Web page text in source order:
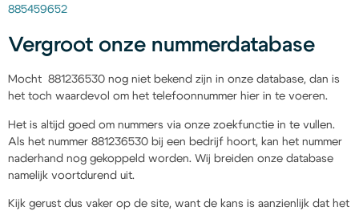
885459652
Vergroot onze nummerdatabase
Mocht 881236530 nog niet bekend zijn in onze database, dan is
het toch waardevol om het telefoonnummer hier in te voeren.
Het is altijd goed om nummers via onze zoekfunctie in te vullen.
Als het nummer 881236530 bij een bedrijf hoort, kan het nummer
naderhand nog gekoppeld worden. Wij breiden onze database
namelijk voortdurend uit.
Kijk gerust dus vaker op de site, want de kans is aanzienlijk dat het